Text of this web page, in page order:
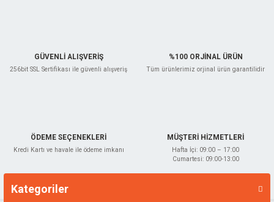
GÜVENLİ ALIŞVERİŞ
256bit SSL Sertifikası ile güvenli alışveriş
%100 ORJİNAL ÜRÜN
Tüm ürünlerimiz orjinal ürün garantilidir
ÖDEME SEÇENEKLERİ
Kredi Kartı ve havale ile ödeme imkanı
MÜŞTERİ HİZMETLERİ
Hafta İçi: 09:00 – 17:00
Cumartesi: 09:00-13:00
Kategoriler
Markalar